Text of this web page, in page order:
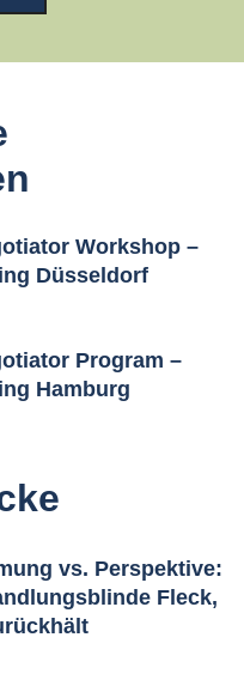
Workshop –
Düsseldorf
Program –
Hamburg
vs. Perspektive:
Fleck,